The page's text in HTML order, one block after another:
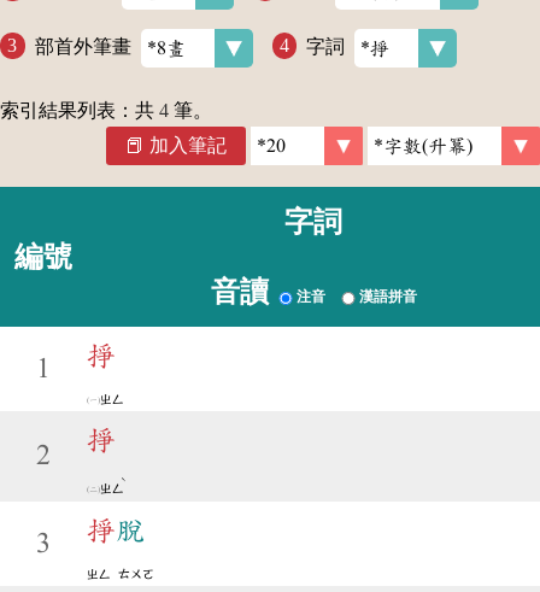
部首外筆畫 字詞
索引結果列表：共 4 筆。
加入筆記
編號
字詞
音讀 注音 漢語拼音
1 掙
ㄓㄥ
2
掙
ㄓㄥ
ˋ
3 掙脫
ㄓㄥ ㄊㄨㄛ